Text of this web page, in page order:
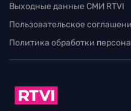
Выходные данные СМИ RTVI
Пользовательское
Политика обработки